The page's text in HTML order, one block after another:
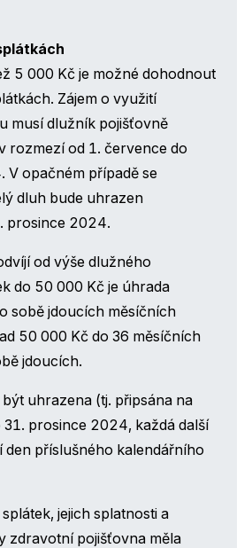
5 000 Kč je možné dohodnout
Zájem o využití
musí dlužník pojišťovně
rozmezí od 1. července do
V opačném případě se
dluh bude uhrazen
prosince 2024.
od výše dlužného
do 50 000 Kč je úhrada
sobě jdoucích měsíčních
50 000 Kč do 36 měsíčních
jdoucích.
uhrazena (tj. připsána na
31. prosince 2024, každá další
den příslušného kalendářního
jejich splatnosti a
zdravotní pojišťovna měla